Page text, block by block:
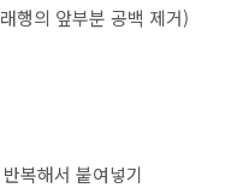
행의 앞부분 공백 제거)
복해서 붙여넣기